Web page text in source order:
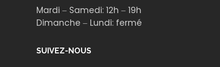
Mardi ‒ Samedi: 12h ‒ 19h
Dimanche ‒ Lundi: fermé
SUIVEZ-NOUS